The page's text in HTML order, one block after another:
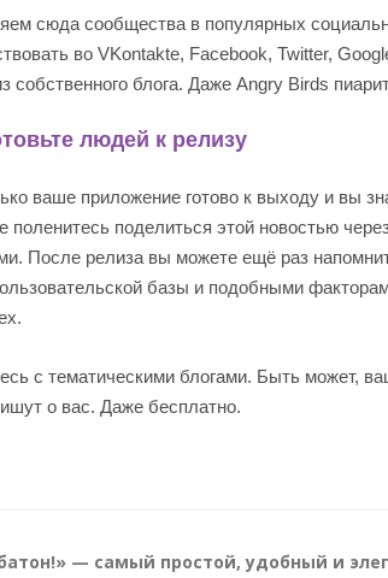
сюда сообщества в популярных
во VKontakte, Facebook, Twitter,
собственного блога. Даже Angry Birds
людей к релизу
ваше приложение готово к выходу и вы
поленитесь поделиться этой новостью
После релиза вы можете ещё раз
базы и подобными
с тематическими блогами. Быть может,
о вас. Даже бесплатно.
— самый простой, удобный и